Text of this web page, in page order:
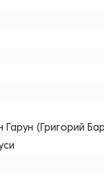
(Григорий